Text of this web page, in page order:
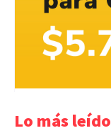
Lo más leído